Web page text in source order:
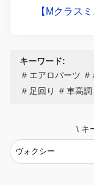
【Mクラス
キーワード:
エアロパーツ
足回り
車高調
\ キ